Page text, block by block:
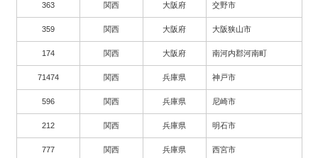
363 関西 大阪府 交野市
359 関西 大阪府 大阪狭山市
174 関西 大阪府 南河内郡河南町
71474 関西 兵庫県 神戸市
596 関西 兵庫県 尼崎市
212 関西 兵庫県 明石市
777 関西 兵庫県 西宮市